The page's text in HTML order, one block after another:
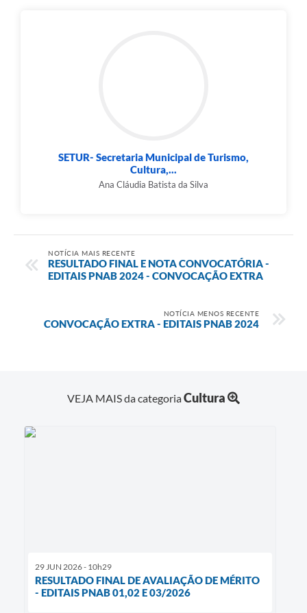
SETUR- Secretaria Municipal de Turismo,
Cultura,...
Ana Cláudia Batista da Silva
NOTÍCIA MAIS RECENTE
RESULTADO FINAL E NOTA CONVOCATÓRIA -
EDITAIS PNAB 2024 - CONVOCAÇÃO EXTRA
NOTÍCIA MENOS RECENTE
CONVOCAÇÃO EXTRA - EDITAIS PNAB 2024
VEJA MAIS da categoriaCultura
29 JUN 2026 - 10h29
RESULTADO FINAL DE AVALIAÇÃO DE MÉRITO
- EDITAIS PNAB 01,02 E 03/2026